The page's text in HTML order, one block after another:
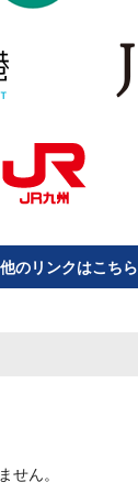
のリンクはこちら
ん。